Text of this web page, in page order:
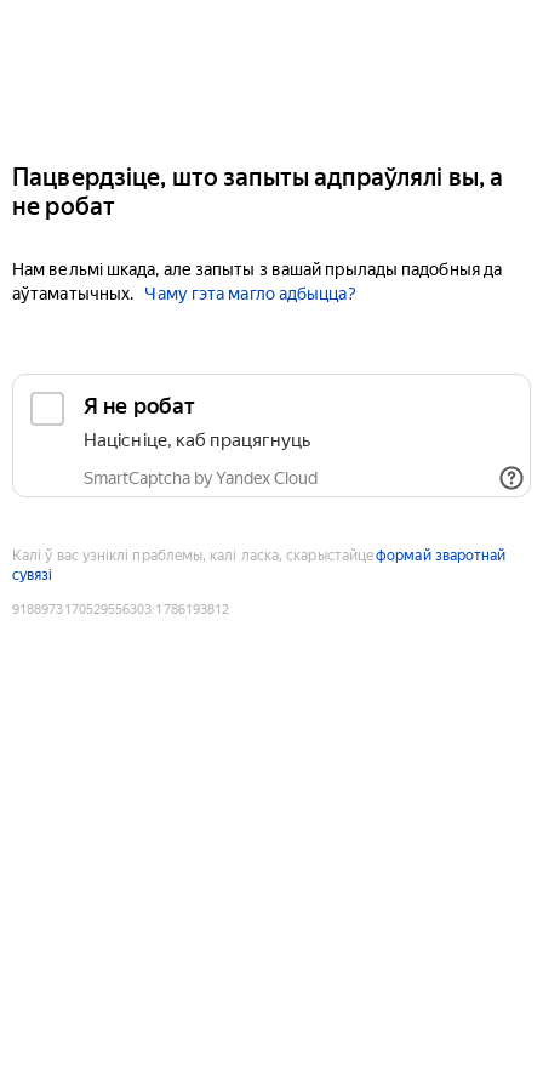
Пацвердзіце, што запыты адпраўлялі вы, а
не робат
Нам вельмі шкада, але запыты з вашай прылады падобныя да
аўтаматычных.
Чаму гэта магло адбыцца?
Я не робат
Націсніце, каб працягнуць
SmartCaptcha by Yandex Cloud
Калі ў вас узніклі праблемы, калі ласка, скарыстайцеформай зваротнай
сувязі
9188973170529556303:1786193812